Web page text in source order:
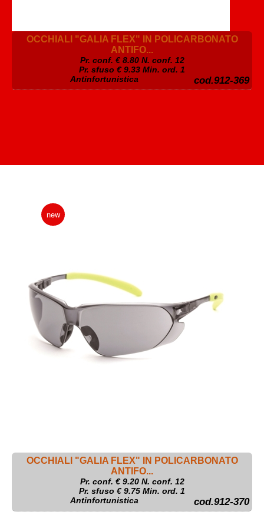
OCCHIALI "GALIA FLEX" IN POLICARBONATO
ANTIFO...
Pr. conf. €8.80N. conf. 12
Pr. sfuso € 9.33 Min. ord. 1
Antinfortunistica
cod.912-369
new
OCCHIALI "GALIA FLEX" IN POLICARBONATO
ANTIFO...
Pr. conf. €9.20N. conf. 12
Pr. sfuso € 9.75 Min. ord. 1
Antinfortunistica
cod.912-370